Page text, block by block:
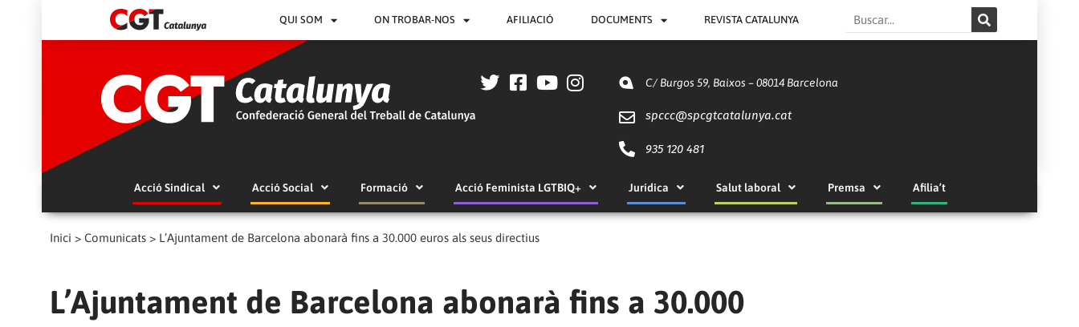
QUI SOM ON TROBAR-NOS AFILIACIÓ DOCUMENTS REVISTA CATALUNYA Search
C/ Burgos 59, Baixos – 08014 Barcelona
spccc@spcgtcatalunya.cat
935 120 481
Acció Sindical Acció Social Formació Acció Feminista LGTBIQ+ Jurídica Salut laboral Premsa Afilia’t
Inici > Comunicats > L’Ajuntament de Barcelona abonarà fins a 30.000 euros als seus directius
L’Ajuntament de Barcelona abonarà fins a 30.000